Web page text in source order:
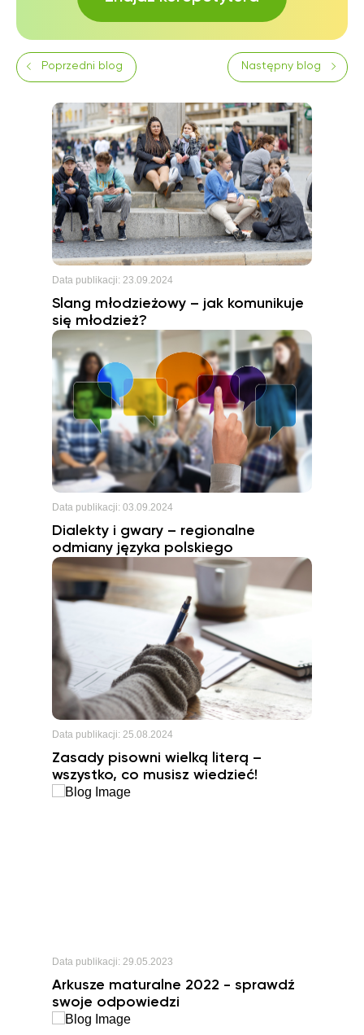
Poprzedni blog Następny blog
Data publikacji: 23.09.2024
Slang młodzieżowy – jak komunikuje
się młodzież?
Data publikacji: 03.09.2024
Dialekty i gwary – regionalne
odmiany języka polskiego
Data publikacji: 25.08.2024
Zasady pisowni wielką literą –
wszystko, co musisz wiedzieć!
Data publikacji: 29.05.2023
Arkusze maturalne 2022 - sprawdź
swoje odpowiedzi